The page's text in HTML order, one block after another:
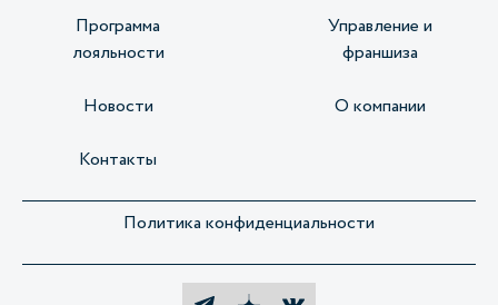
Программа
лояльности
Управление и
франшиза
Новости О компании
Контакты
Политика конфиденциальности